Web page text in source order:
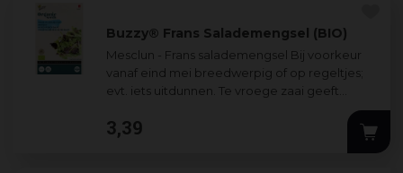
Buzzy® Frans Salademengsel (BIO)
Mesclun - Frans salademengsel Bij voorkeur
vanaf eind mei breedwerpig of op regeltjes;
evt. iets uitdunnen. Te vroege zaai geeft
gemakkelijk zaadstengels. Geschikt voor ga...
3,39